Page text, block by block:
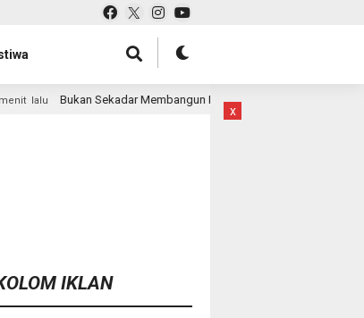
Desa, Satgas TMMD Ke-129 Hadirkan Keceriaan
IKLAN
x